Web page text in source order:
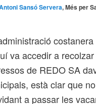
Sansó Servera, Més per
va accedir a
de REDO SA
està clar que
a passar les